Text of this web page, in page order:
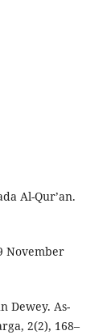
Al-Qur’an.
November
Dewey. As-
2(2), 168–